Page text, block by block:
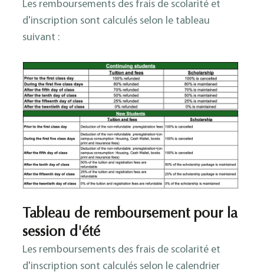
Les remboursements des frais de scolarité et
d'inscription sont calculés selon le tableau
suivant :
Tableau de remboursement pour la
session d'été
Les remboursements des frais de scolarité et
d'inscription sont calculés selon le calendrier